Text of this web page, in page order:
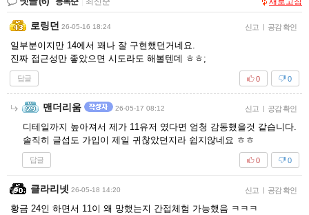
로링던 26-05-16 18:24 신고 | 공감 확인
일부분이지만 14에서 꽤나 잘 구현했던거네요.
진짜 접근성만 좋았으면 시도라도 해볼텐데 ㅎㅎ;
답글 0
0
맨더리움 26-05-17 08:12 신고 | 공감 확인
디테일까지 높아져서 제가 11유저 였다면 엄청 감동했을것 같습니다.
솔직히 글섭도 가입이 제일 귀찮았던지라 쉽지않네요 ㅎㅎ
답글 0
0
클라리넷 26-05-18 14:20 신고 | 공감 확인
황금 24인 하면서 11이 왜 망했는지 간접체험 가능했음 ㅋㅋㅋ